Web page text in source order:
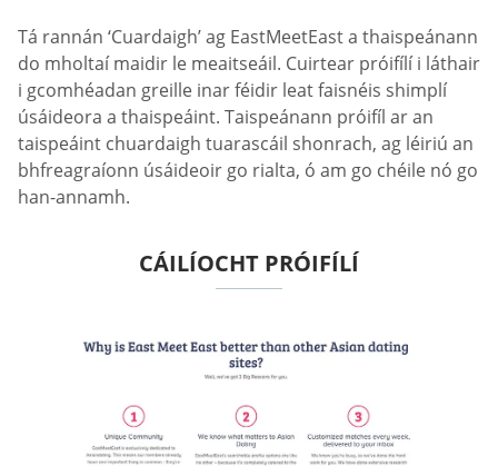
Tá rannán ‘Cuardaigh’ ag EastMeetEast a thaispeánann
do mholtaí maidir le meaitseáil. Cuirtear próifílí i láthair
i gcomhéadan greille inar féidir leat faisnéis shimplí
úsáideora a thaispeáint. Taispeánann próifíl ar an
taispeáint chuardaigh tuarascáil shonrach, ag léiriú an
bhfreagraíonn úsáideoir go rialta, ó am go chéile nó go
han-annamh.
CÁILÍOCHT PRÓIFÍLÍ